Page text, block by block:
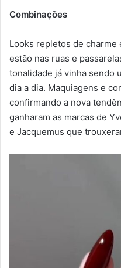
Combinações
Looks repletos de charme
estão nas ruas e
tonalidade já vinha sendo
dia a dia. Maquiagens e
confirmando a nova
ganharam as marcas de
e Jacquemus que